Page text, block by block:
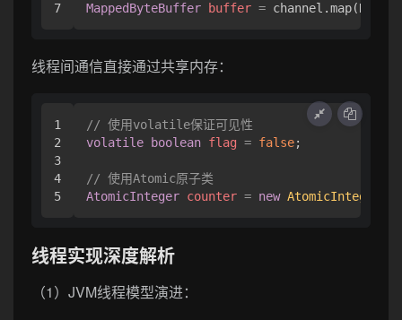
MappedByteBuffer
buffer =
线程间通信直接通过共享内存：
1
2
3
4
// 使用volatile保证可见性
volatile
boolean flag = false;
// 使用Atomic原子类
AtomicInteger counter = new AtomicInteger
线程实现深度解析
（1）JVM线程模型演进：